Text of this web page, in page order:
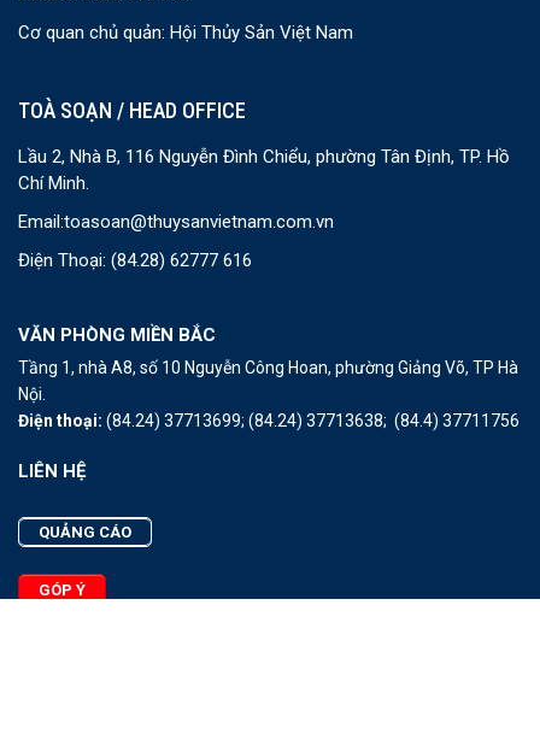
Cơ quan chủ quản: Hội Thủy Sản Việt Nam
TOÀ SOẠN / HEAD OFFICE
Lầu 2, Nhà B, 116 Nguyễn Đình Chiểu, phường Tân Định, TP. Hồ
Chí Minh.
Email:toasoan@thuysanvietnam.com.vn
Điện Thoại: (84.28) 62777 616
VĂN PHÒNG MIỀN BẮC
Tầng 1, nhà A8, số 10 Nguyễn Công Hoan, phường Giảng Võ, TP Hà
Nội.
Điện thoại: (84.24) 37713699; (84.24) 37713638; (84.4) 37711756
LIÊN HỆ
QUẢNG CÁO
GÓP Ý